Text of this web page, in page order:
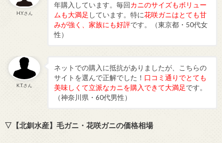
H.Y.さん
年購入しています。毎回カニのサイズもボリュー
ムも大満足 しています。特に花咲ガニはとても甘
みが強く、家族にも好評です。（東京都・50代女
性）
K.T.さん
ネットでの購入に抵抗がありましたが、こちらの
サイトを選んで正解でした！ 口コミ通りでとても
美味しくて立派なカニを購入できて大満足です。
（神奈川県・60代男性）
▽【北釧水産】毛ガニ・花咲ガニの価格相場